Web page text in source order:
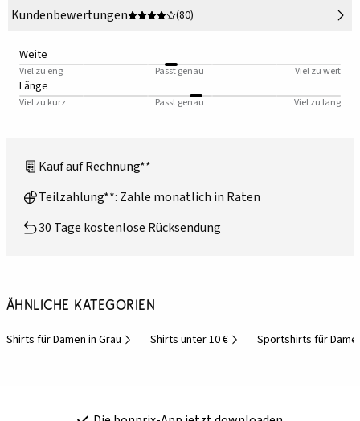
Kundenbewertungen
(80)
Weite
Viel zu eng Passt genau Viel zu weit
Länge
Viel zu kurz Passt genau Viel zu lang
Kauf auf Rechnung**
Teilzahlung**: Zahle monatlich in Raten
30 Tage kostenlose Rücksendung
Ähnliche Kategorien
Shirts für Damen in Grau Shirts unter 10 € Sportshirts für